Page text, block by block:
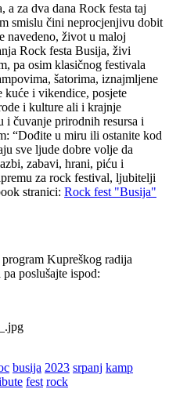
a za dva dana Rock festa taj
smislu čini neprocjenjivu dobit
život u maloj
Rock festa Busija, živi
pa osim klasičnog festivala
šatorima, iznajmljene
kuće i vikendice, posjete
i kulture ali i krajnje
i čuvanje prirodnih resursa i
“Dođite u miru ili ostanite kod
sve ljude dobre volje da
zabavi, hrani, piću i
za rock festival, ljubitelji
stranici: Rock fest "Busija"
Kupreškog radija
poslušajte ispod:
busija 2023 srpanj kamp
fest rock